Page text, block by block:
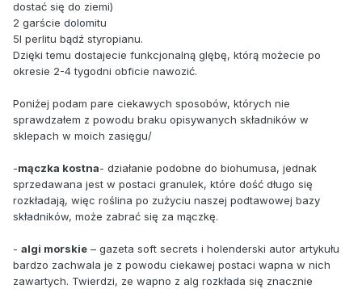
dostać się do ziemi)
2 garście dolomitu
5l perlitu bądź styropianu.
Dzięki temu dostajecie funkcjonalną glębę, którą możecie po
okresie 2-4 tygodni obficie nawozić.
Poniżej podam pare ciekawych sposobów, których nie
sprawdzałem z powodu braku opisywanych składników w
sklepach w moich zasięgu/
-mączka kostna- działanie podobne do biohumusa, jednak
sprzedawana jest w postaci granulek, które dość długo się
rozkładają, więc roślina po zużyciu naszej podtawowej bazy
składników, może zabrać się za mączkę.
- algi morskie – gazeta soft secrets i holenderski autor artykułu
bardzo zachwala je z powodu ciekawej postaci wapna w nich
zawartych. Twierdzi, ze wapno z alg rozkłada się znacznie